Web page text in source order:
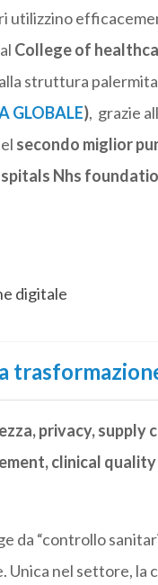
utilizzino
College of
struttura
GLOBALE), grazie
secondo miglior
Nhs
digitale
privacy, supply
clinical
da “controllo
Unica nel settore, la